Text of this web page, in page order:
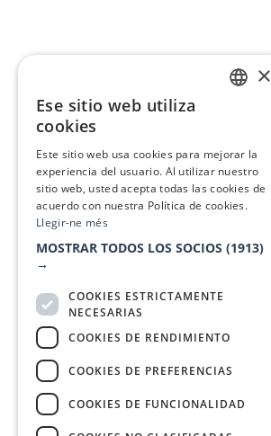
×
Ese sitio web utiliza
cookies
Este sitio web usa cookies para mejorar la
experiencia del usuario. Al utilizar nuestro
sitio web, usted acepta todas las cookies de
acuerdo con nuestra Política de cookies.
Llegir-ne més
MOSTRAR TODOS LOS SOCIOS (1913)
→
COOKIES ESTRICTAMENTE
NECESARIAS
COOKIES DE RENDIMIENTO
COOKIES DE PREFERENCIAS
COOKIES DE FUNCIONALIDAD